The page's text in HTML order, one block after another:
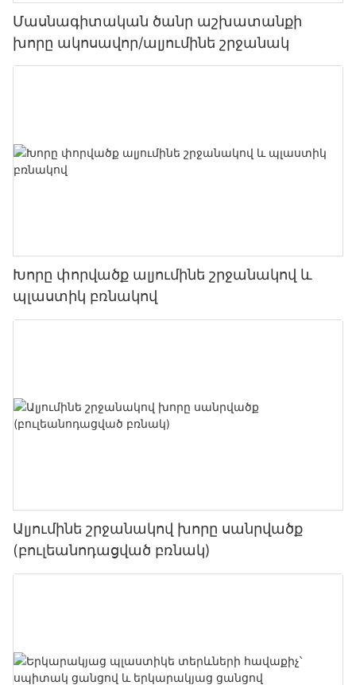
Մասնագիտական ​​ծանր աշխատանքի
խորը ակոսավոր/ալյումինե շրջանակ
Խորը փորվածք ալյումինե շրջանակով և
պլաստիկ բռնակով
Ալյումինե շրջանակով խորը սանրվածք
(բուլեանոդացված բռնակ)